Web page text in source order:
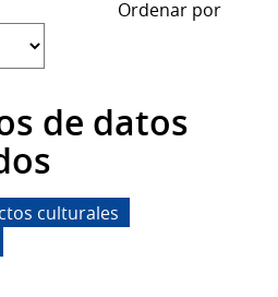
Ordenar por
de datos
culturales